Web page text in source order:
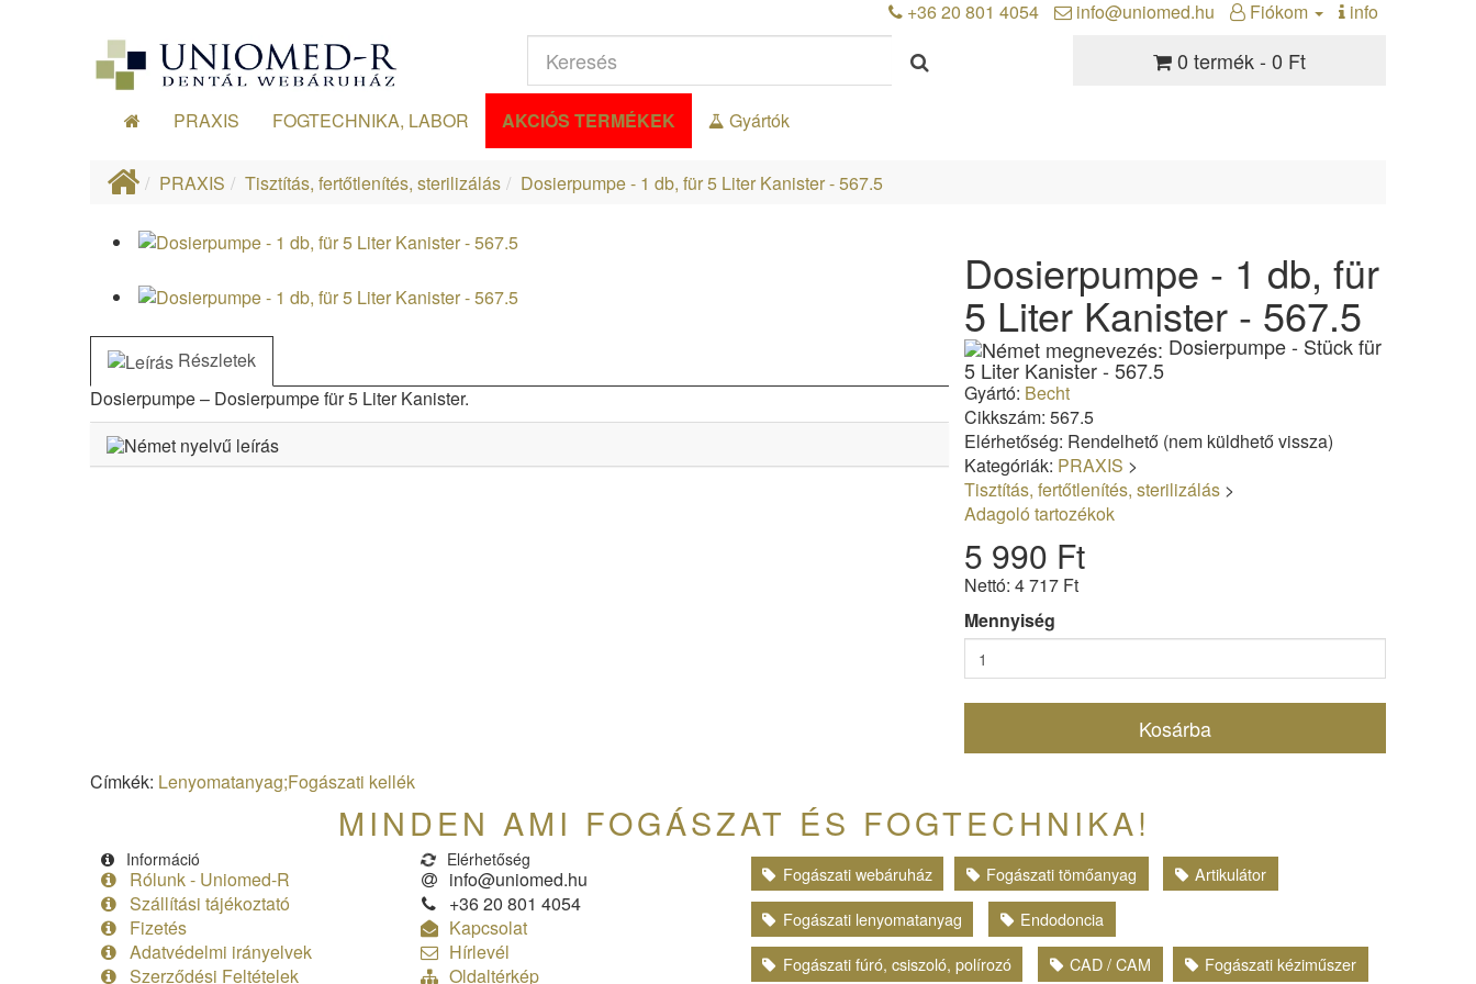
+36 20 801 4054 info@uniomed.hu Fiókom info
0 termék - 0 Ft
PRAXIS FOGTECHNIKA, LABOR AKCIÓS TERMÉKEK Gyártók
PRAXIS Tisztítás, fertőtlenítés, sterilizálás Dosierpumpe - 1 db, für 5 Liter Kanister - 567.5
Részletek
Dosierpumpe – Dosierpumpe für 5 Liter Kanister.
Dosierpumpe - 1 db, für
5 Liter Kanister - 567.5
Dosierpumpe - Stück für
5 Liter Kanister - 567.5
Gyártó: Becht
Cikkszám: 567.5
Elérhetőség: Rendelhető (nem küldhető vissza)
Kategóriák: PRAXIS >
Tisztítás, fertőtlenítés, sterilizálás>
Adagoló tartozékok
5 990 Ft
Nettó: 4 717 Ft
Mennyiség
Kosárba
Címkék: Lenyomatanyag;Fogászati kellék
MINDEN AMI FOGÁSZAT ÉS FOGTECHNIKA!
Információ
Rólunk - Uniomed-R
Szállítási tájékoztató
Fizetés
Adatvédelmi irányelvek
Szerződési Feltételek
Elérhetőség
info@uniomed.hu
+36 20 801 4054
Kapcsolat
Hírlevél
Oldaltérkép
Fogászati webáruház Fogászati tömőanyag
Artikulátor
Fogászati lenyomatanyag
Endodoncia
Fogászati fúró, csiszoló, polírozó
CAD / CAM Fogászati kéziműszer